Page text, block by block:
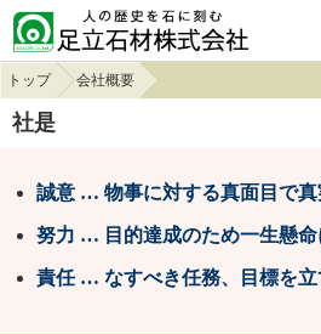
トップ 会社概要
社是
誠意 … 物事に対する真面目で真
努力 … 目的達成のため一生懸命
責任 … なすべき任務、目標を立